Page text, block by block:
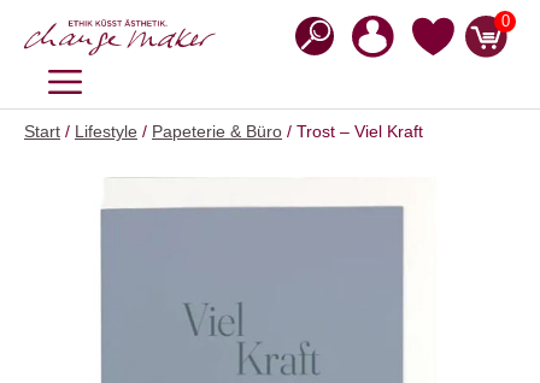
Inhalt
0
MENÜ
Start / Lifestyle / Papeterie & Büro / Trost – Viel Kraft